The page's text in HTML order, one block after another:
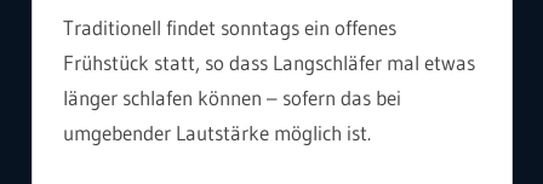
Traditionell findet sonntags ein offenes
Frühstück statt, so dass Langschläfer mal etwas
länger schlafen können – sofern das bei
umgebender Lautstärke möglich ist.